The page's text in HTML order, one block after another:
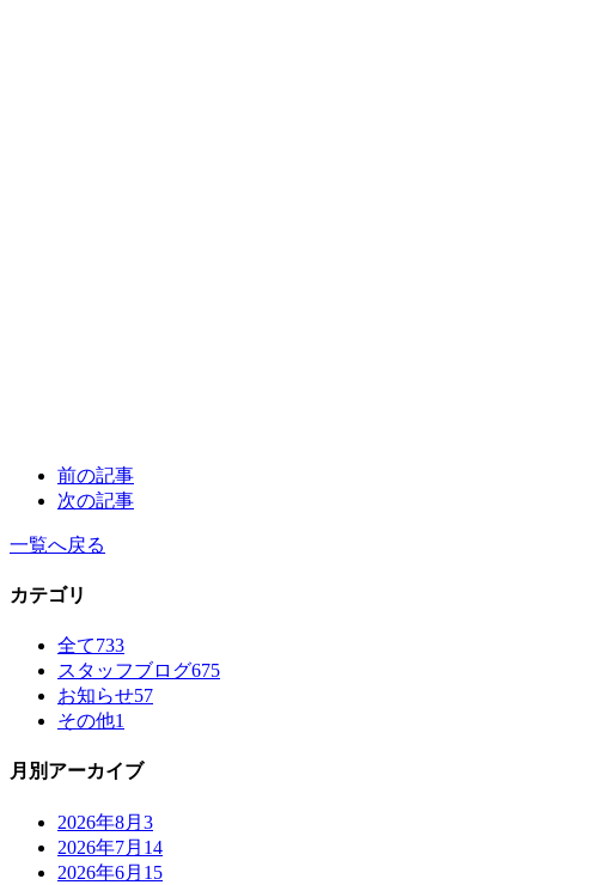
前の記事
次の記事
一覧へ戻る
カテゴリ
全て733
スタッフブログ675
お知らせ57
その他1
月別アーカイブ
2026年8月 3
2026年7月 14
2026年6月 15